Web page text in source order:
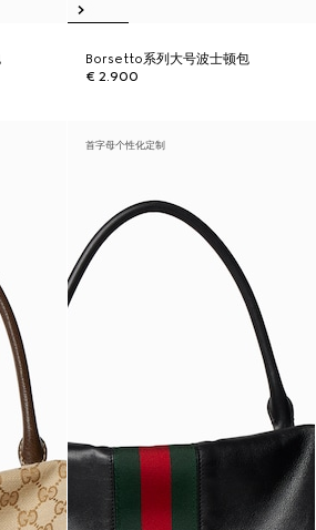
Borsetto系列大号波士顿包
€ 2.900
首字母个性化定制